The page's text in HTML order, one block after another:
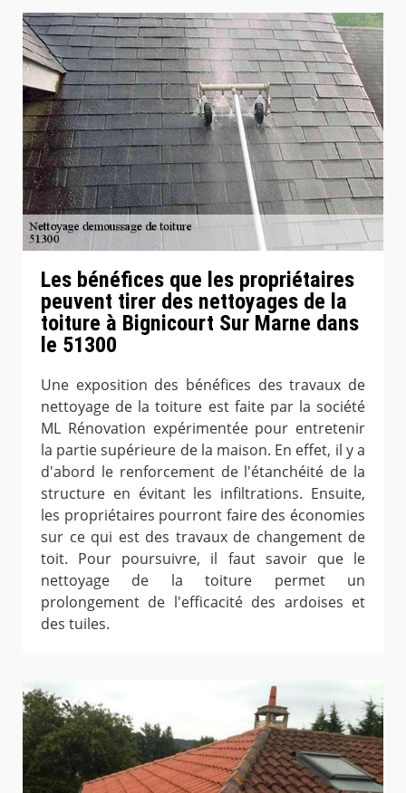
Les bénéfices que les propriétaires
peuvent tirer des nettoyages de la
toiture à Bignicourt Sur Marne dans
le 51300
Une exposition des bénéfices des travaux de
nettoyage de la toiture est faite par la société
ML Rénovation expérimentée pour entretenir
la partie supérieure de la maison. En effet, il y a
d'abord le renforcement de l'étanchéité de la
structure en évitant les infiltrations. Ensuite,
les propriétaires pourront faire des économies
sur ce qui est des travaux de changement de
toit. Pour poursuivre, il faut savoir que le
nettoyage de la toiture permet un
prolongement de l'efficacité des ardoises et
des tuiles.